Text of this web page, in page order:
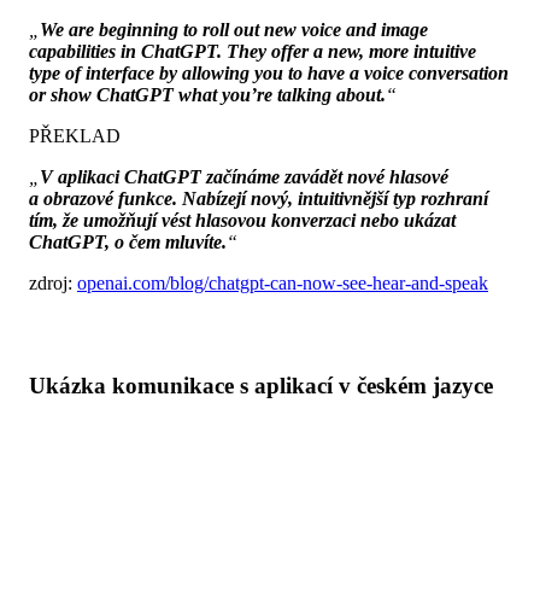
We are beginning to roll out new voice and image
capabilities in ChatGPT. They offer a new, more intuitive
type of interface by allowing you to have a voice conversation
or show ChatGPT what you’re talking about.“
PŘEKLAD
V aplikaci ChatGPT začínáme zavádět nové hlasové
a obrazové funkce. Nabízejí nový, intuitivnější typ rozhraní
tím, že umožňují vést hlasovou konverzaci nebo ukázat
ChatGPT, o čem mluvíte.“
zdroj: openai.com/blog/chatgpt-can-now-see-hear-and-speak
Ukázka komunikace s aplikací v českém jazyce